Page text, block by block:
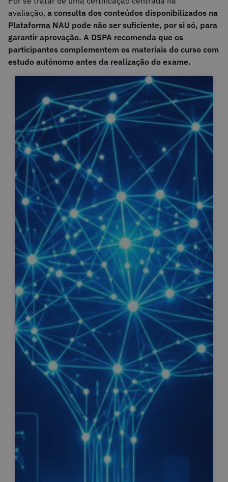
avaliação, a consulta dos conteúdos disponibilizados na
Plataforma NAU pode não ser suficiente, por si só, para
garantir aprovação. A DSPA recomenda que os
participantes complementem os materiais do curso com
estudo autónomo antes da realização do exame.